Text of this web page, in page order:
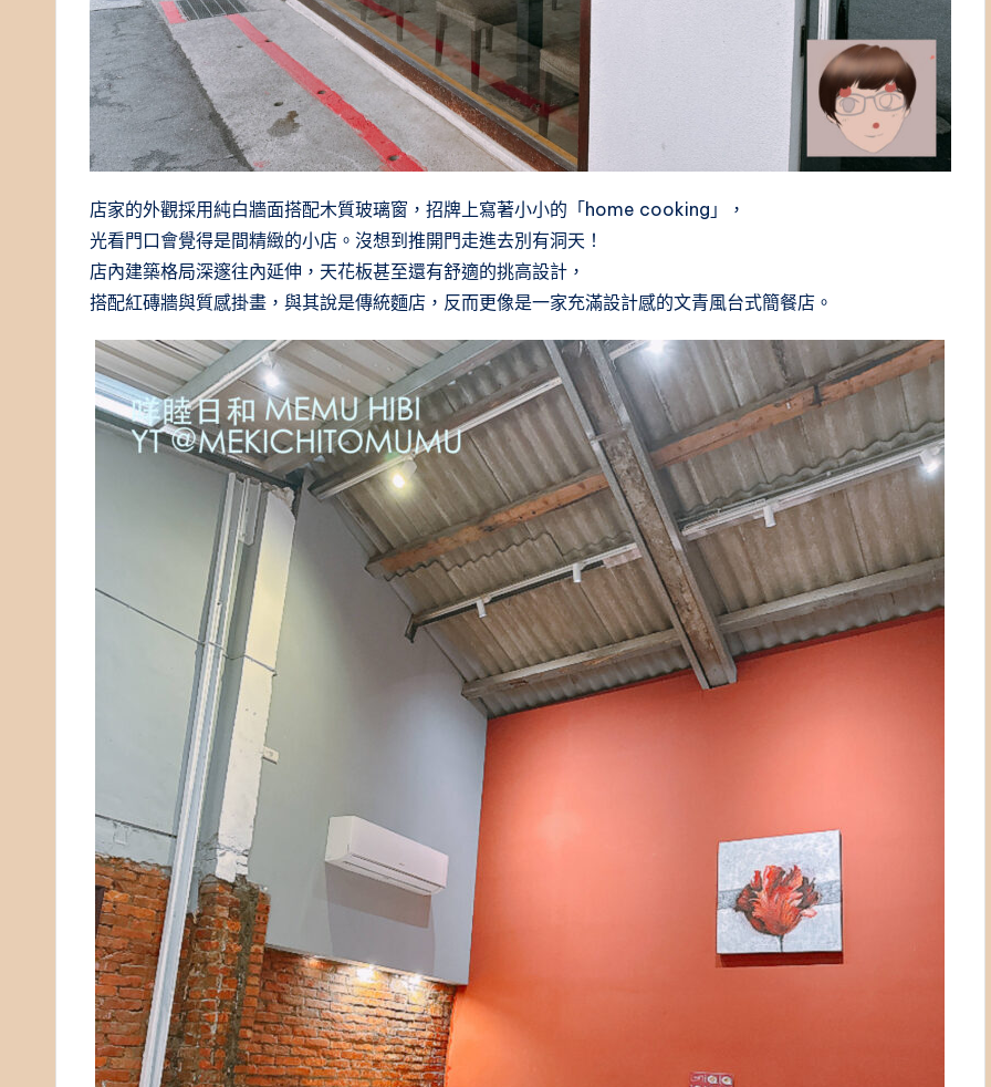
店家的外觀採用純白牆面搭配木質玻璃窗，招牌上寫著小小的「home cooking」，
光看門口會覺得是間精緻的小店。沒想到推開門走進去別有洞天！
店內建築格局深邃往內延伸，天花板甚至還有舒適的挑高設計，
搭配紅磚牆與質感掛畫，與其說是傳統麵店，反而更像是一家充滿設計感的文青風台式簡餐店。